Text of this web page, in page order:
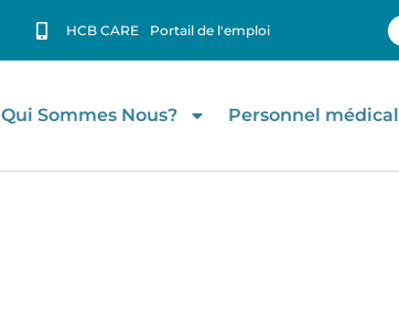
HCB CARE Portail de l'emploi
Qui Sommes Nous? Personnel médical